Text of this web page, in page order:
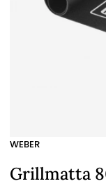
WEBER
Grillmatta